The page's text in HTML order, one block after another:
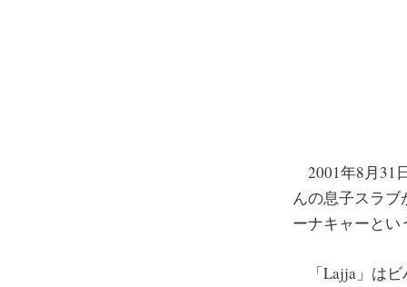
2001年8月31
んの息子スラ
ーナキャーと
「Lajja」はビ